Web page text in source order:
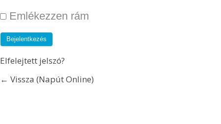
Emlékezzen rám
Elfelejtett jelszó?
← Vissza (Napút Online)